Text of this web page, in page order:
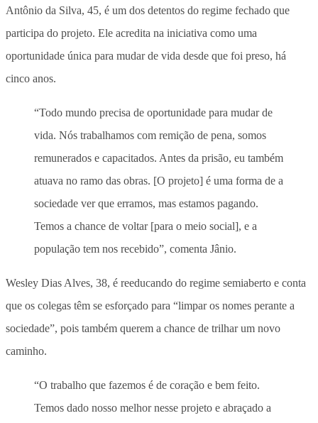
Antônio da Silva, 45, é um dos detentos do regime fechado que
participa do projeto. Ele acredita na iniciativa como uma
oportunidade única para mudar de vida desde que foi preso, há
cinco anos.
“Todo mundo precisa de oportunidade para mudar de
vida. Nós trabalhamos com remição de pena, somos
remunerados e capacitados. Antes da prisão, eu também
atuava no ramo das obras. [O projeto] é uma forma de a
sociedade ver que erramos, mas estamos pagando.
Temos a chance de voltar [para o meio social], e a
população tem nos recebido”, comenta Jânio.
Wesley Dias Alves, 38, é reeducando do regime semiaberto e conta
que os colegas têm se esforçado para “limpar os nomes perante a
sociedade”, pois também querem a chance de trilhar um novo
caminho.
“O trabalho que fazemos é de coração e bem feito.
Temos dado nosso melhor nesse projeto e abraçado a